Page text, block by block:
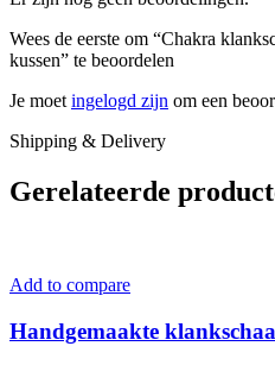
Wees de eerste om “Chakra
kussen” te beoordelen
Je moet ingelogd zijn om een
Shipping & Delivery
Gerelateerde
Add to compare
Handgemaakte